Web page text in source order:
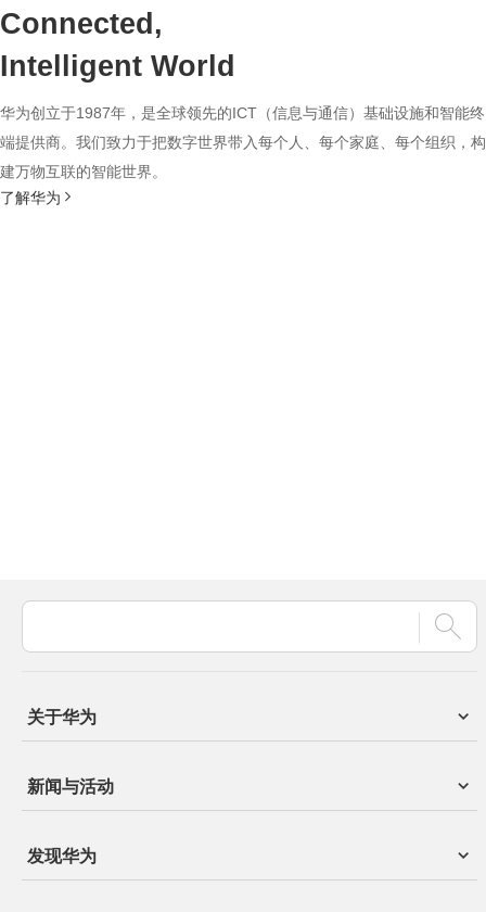
Connected,
Intelligent World
华为创立于1987年，是全球领先的ICT（信息与通信）基础设施和智能终
端提供商。我们致力于把数字世界带入每个人、每个家庭、每个组织，构
建万物互联的智能世界。
了解华为
关于华为
新闻与活动
发现华为